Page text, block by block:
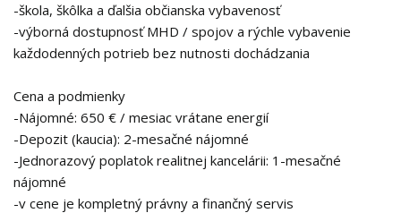
-škola, škôlka a ďalšia občianska vybavenosť
-výborná dostupnosť MHD / spojov a rýchle vybavenie
každodenných potrieb bez nutnosti dochádzania
Cena a podmienky
-Nájomné: 650 € / mesiac vrátane energií
-Depozit (kaucia): 2-mesačné nájomné
-Jednorazový poplatok realitnej kancelárii: 1-mesačné
nájomné
-v cene je kompletný právny a finančný servis